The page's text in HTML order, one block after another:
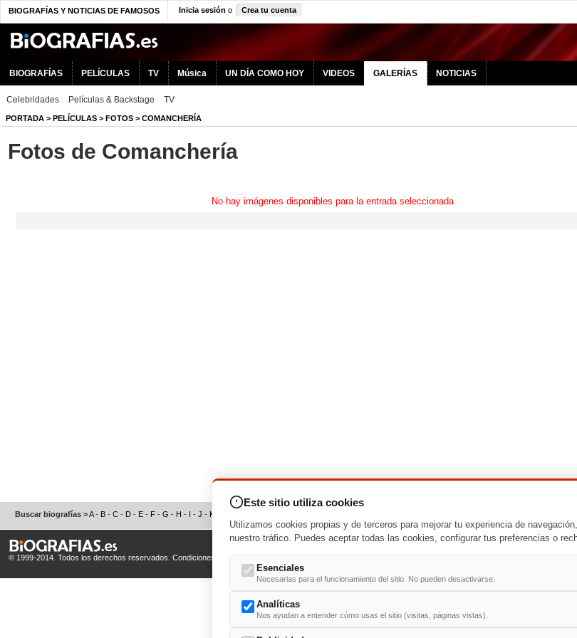
BIOGRAFÍAS Y NOTICIAS DE FAMOSOS Inicia sesión o Crea tu cuenta
BIOGRAFÍAS PELÍCULAS TV Música UN DÍA COMO HOY VIDEOS GALERÍAS NOTICIAS
Celebridades Películas & Backstage TV
PORTADA > PELÍCULAS > FOTOS > COMANCHERÍA
Fotos de Comanchería
No hay imágenes disponibles para la entrada seleccionada
Buscar biografías >A- B - C - D - E - F - G - H - I - J - K
© 1999-2014. Todos los derechos reservados. Condiciones de usoyPolítica de Privacidad
Este sitio utiliza cookies
Utilizamos cookies propias y de terceros para mejorar tu experiencia de
nuestro tráfico. Puedes aceptar todas las cookies, configurar tus preferencias o
Esenciales
Necesarias para el funcionamiento del sitio. No pueden desactivarse.
Analíticas
Nos ayudan a entender cómo usas el sitio (visitas, páginas vistas).